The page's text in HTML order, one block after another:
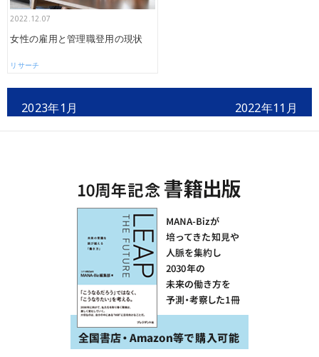
2022.12.07
女性の雇用と管理職登用の現状
リサーチ
2023年1月 2022年11月